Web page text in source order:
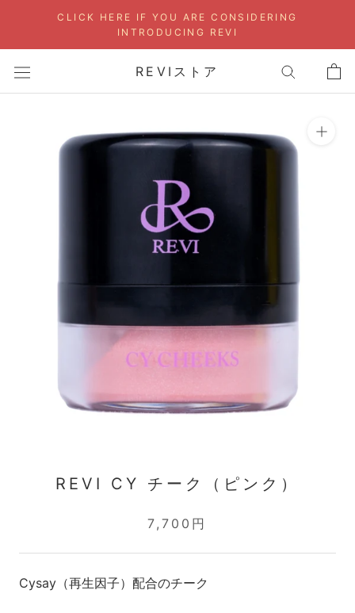
content
CLICK HERE IF YOU ARE CONSIDERING
INTRODUCING REVI
REVIストア
REVI CY チーク（ピンク）
7,700円
Cysay（再生因子）配合のチーク